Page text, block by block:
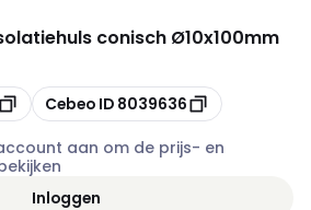
conisch Ø10x100mm
Kopiëren
Cebeo ID 8039636
aan om de prijs- en
Inloggen